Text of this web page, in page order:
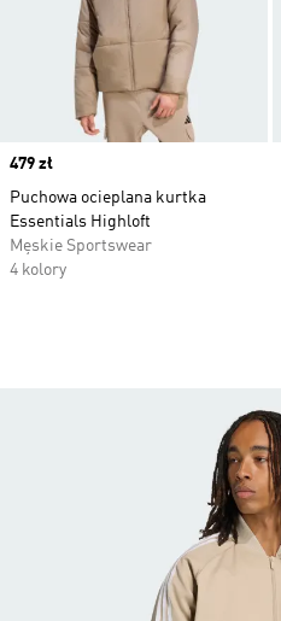
Price
479 zł
Puchowa ocieplana kurtka
Essentials Highloft
Męskie Sportswear
4 kolory